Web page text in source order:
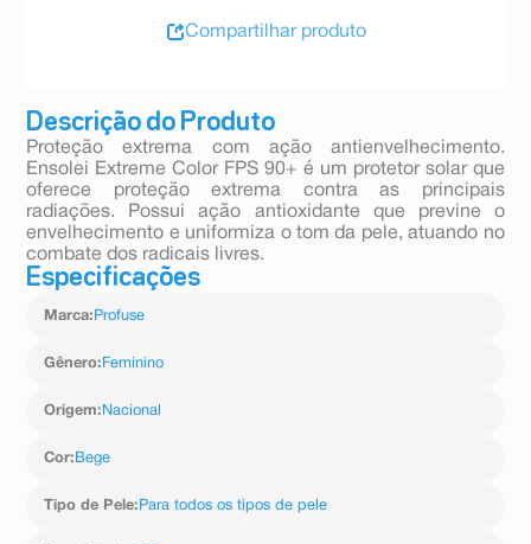
Descrição do Produto
Proteção extrema com ação antienvelhecimento.
Ensolei Extreme Color FPS 90+ é um protetor solar que
oferece proteção extrema contra as principais
radiações. Possui ação antioxidante que previne o
envelhecimento e uniformiza o tom da pele, atuando no
combate dos radicais livres.
Especificações
Marca: Profuse
Gênero: Feminino
Origem: Nacional
Cor: Bege
Tipo de Pele: Para todos os tipos de pele
Compartilhar produto